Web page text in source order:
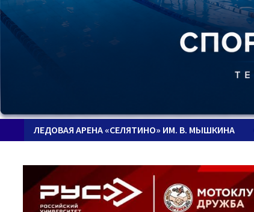
ЛЕДОВАЯ АРЕНА «СЕЛЯТИНО» ИМ. В. МЫШКИНА